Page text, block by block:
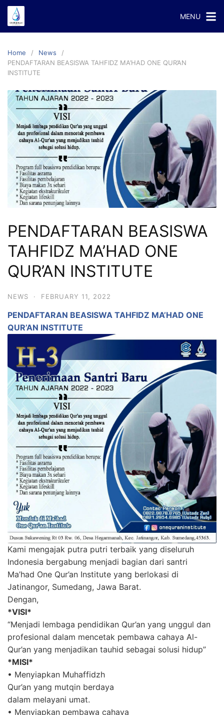
Skip
content
MENU
Home
News
PENDAFTARAN BEASISWA TAHFIDZ MA’HAD ONE QUR’AN
INSTITUTE
PENDAFTARAN BEASISWA
TAHFIDZ MA’HAD ONE
QUR’AN INSTITUTE
NEWS · FEBRUARY 11, 2022
PENDAFTARAN BEASISWA TAHFIDZ MA’HAD ONE
QUR’AN INSTITUTE
Kami mengajak putra putri terbaik yang diseluruh
Indonesia bergabung menjadi bagian dari santri
Ma’had One Qur’an Institute yang berlokasi di
Jatinangor, Sumedang, Jawa Barat.
Dengan,
*VISI*
“Menjadi lembaga pendidikan Qur’an yang unggul dan
profesional dalam mencetak pembawa cahaya Al-
Qur’an yang menjadikan tauhid sebagai solusi hidup”
*MISI*
‌• Menyiapkan Muhaffidzh
Qur’an yang mutqin berdaya
dalam melayani umat.
• ‌Menyiapkan pembawa cahaya